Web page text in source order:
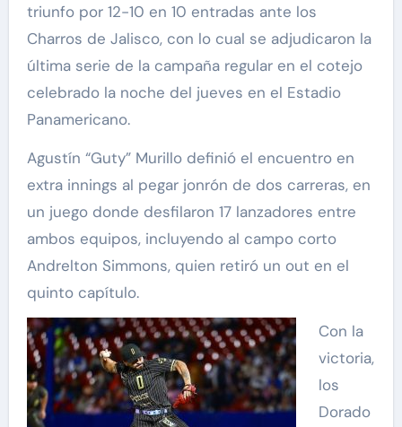
triunfo por 12-10 en 10 entradas ante los
Charros de Jalisco, con lo cual se adjudicaron la
última serie de la campaña regular en el cotejo
celebrado la noche del jueves en el Estadio
Panamericano.
Agustín “Guty” Murillo definió el encuentro en
extra innings al pegar jonrón de dos carreras, en
un juego donde desfilaron 17 lanzadores entre
ambos equipos, incluyendo al campo corto
Andrelton Simmons, quien retiró un out en el
quinto capítulo.
Con la
victoria,
los
Dorado